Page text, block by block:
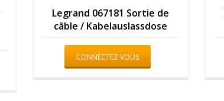
Legrand 067181 Sortie de
câble / Kabelauslassdose
CONNECTEZ VOUS